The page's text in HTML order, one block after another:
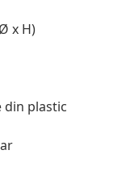
x H)
din plastic